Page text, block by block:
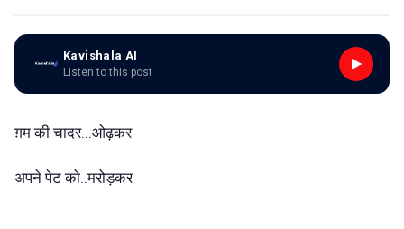
Kavishala AI
Listen to this post
ग़म की चादर...ओढ़कर
अपने पेट को..मरोड़कर